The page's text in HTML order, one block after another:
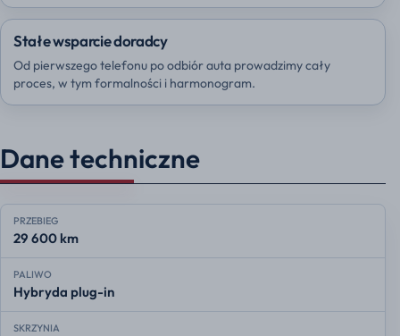
Stałe wsparcie doradcy
Od pierwszego telefonu po odbiór auta prowadzimy cały
proces, w tym formalności i harmonogram.
Dane techniczne
PRZEBIEG
29 600 km
PALIWO
Hybryda plug-in
SKRZYNIA